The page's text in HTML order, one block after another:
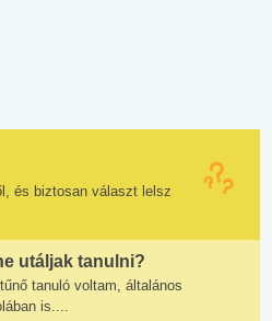
és biztosan választ lelsz
utáljak tanulni?
tanuló voltam, általános
is....